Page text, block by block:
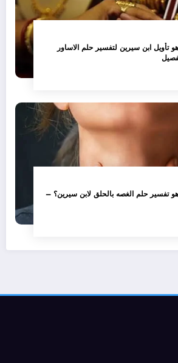
ابن سيرين لتفسير حلم الاساور
تفسير حلم الغصه بالحلق لابن سيرين؟ –